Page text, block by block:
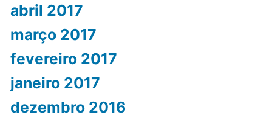
abril 2017
março 2017
fevereiro 2017
janeiro 2017
dezembro 2016